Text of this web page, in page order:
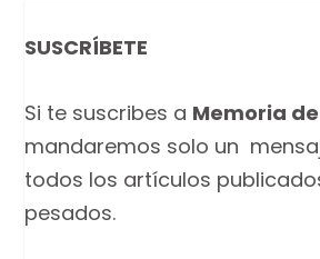
SUSCRÍBETE
Si te suscribes a Memoria
mandaremos solo un
todos los artículos
pesados.